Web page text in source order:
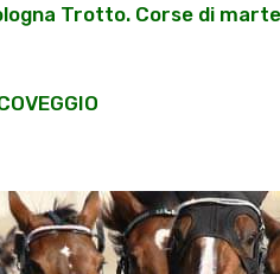
Trotto. Corse di